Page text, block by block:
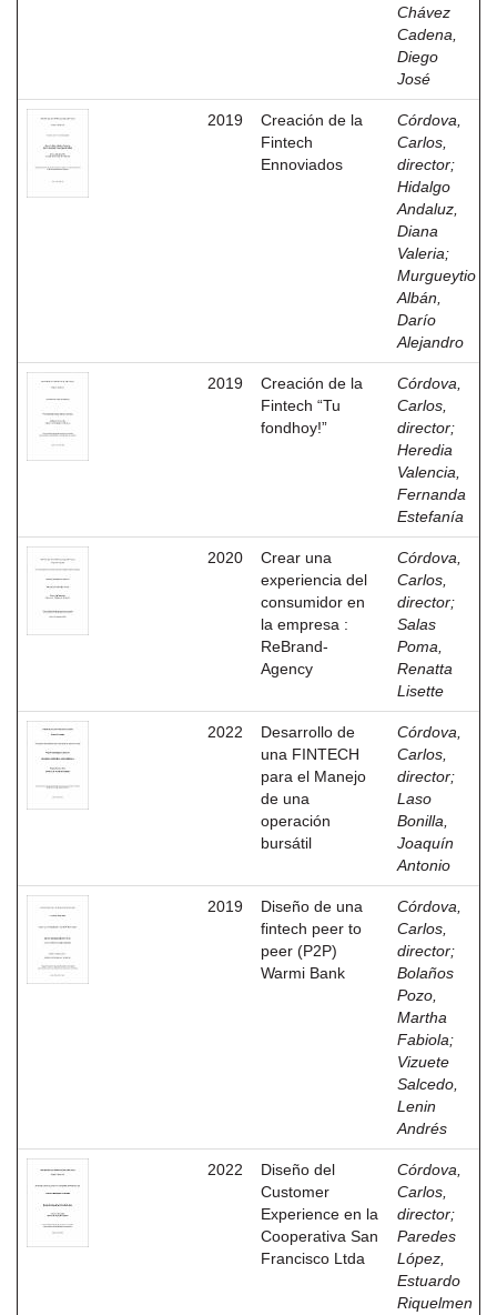
Chávez
Cadena,
Diego
José
2019
Creación de la
Fintech
Ennoviados
Córdova,
Carlos,
director;
Hidalgo
Andaluz,
Diana
Valeria;
Murgueytio
Albán,
Darío
Alejandro
2019
Creación de la
Fintech “Tu
fondhoy!”
Córdova,
Carlos,
director;
Heredia
Valencia,
Fernanda
Estefanía
2020
Crear una
experiencia del
consumidor en
la empresa :
ReBrand-
Agency
Córdova,
Carlos,
director;
Salas
Poma,
Renatta
Lisette
2022
Desarrollo de
una FINTECH
para el Manejo
de una
operación
bursátil
Córdova,
Carlos,
director;
Laso
Bonilla,
Joaquín
Antonio
2019
Diseño de una
fintech peer to
peer (P2P)
Warmi Bank
Córdova,
Carlos,
director;
Bolaños
Pozo,
Martha
Fabiola;
Vizuete
Salcedo,
Lenin
Andrés
2022
Diseño del
Customer
Experience en la
Cooperativa San
Francisco Ltda
Córdova,
Carlos,
director;
Paredes
López,
Estuardo
Riquelmen